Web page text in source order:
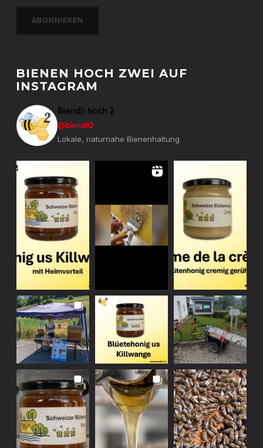
Adresse
ABONNIEREN
BIENEN HOCH ZWEI AUF
INSTAGRAM
Biendli hoch 2
@biendli2
Lokale, naturnahe Bienenhaltung